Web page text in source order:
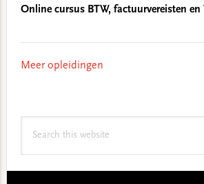
Online cursus BTW, factuurvereisten en
Meer opleidingen